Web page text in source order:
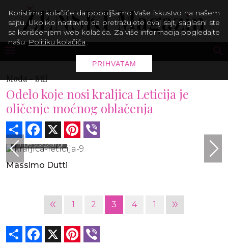
Moda -Stil
Odelo koje nosi kraljica Leticija je
oličenje moćnog oblačenja
Share Facebook Pinterest
harpersbazaar.gr
Massimo Dutti
« 1 2 3 4 1 »
Share Facebook Pinterest
Koristimo kolačiće da poboljšamo Vaše iskustvo na našem
sajtu. Ukoliko nastavite da pretražujete ovaj sajt, saglasni ste
sa korišćenjem web kolačića. Za više informacija pogledajte
našu Politiku kolačića .
PRIHVATAM